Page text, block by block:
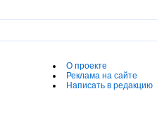
О проекте
Реклама на сайте
Написать в редакцию